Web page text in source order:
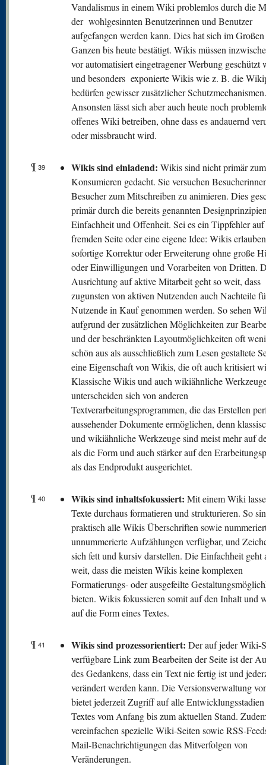
Vandalismus in einem Wiki problemlos durch die
der wohlgesinnten Benutzerinnen und Benutzer
aufgefangen werden kann. Dies hat sich im
Ganzen bis heute bestätigt. Wikis müssen
vor automatisiert eingetragener Werbung geschützt
und besonders exponierte Wikis wie z. B. die
bedürfen gewisser zusätzlicher Schutzmechanismen.
Ansonsten lässt sich aber auch heute noch
offenes Wiki betreiben, ohne dass es andauernd
oder missbraucht wird.
¶ 39 Wikis sind einladend: Wikis sind nicht primär
Konsumieren gedacht. Sie versuchen
Besucher zum Mitschreiben zu animieren. Dies
primär durch die bereits genannten
Einfachheit und Offenheit. Sei es ein Tippfehler auf
fremden Seite oder eine eigene Idee: Wikis
sofortige Korrektur oder Erweiterung ohne große
oder Einwilligungen und Vorarbeiten von Dritten.
Ausrichtung auf aktive Mitarbeit geht so weit, dass
zugunsten von aktiven Nutzenden auch Nachteile
Nutzende in Kauf genommen werden. So sehen
aufgrund der zusätzlichen Möglichkeiten zur
und der beschränkten Layoutmöglichkeiten oft
schön aus als ausschließlich zum Lesen gestaltete
eine Eigenschaft von Wikis, die oft auch kritisiert
Klassische Wikis und auch wikiähnliche
unterscheiden sich von anderen
Textverarbeitungsprogrammen, die das Erstellen
aussehender Dokumente ermöglichen, denn
und wikiähnliche Werkzeuge sind meist mehr auf
als die Form und auch stärker auf den
als das Endprodukt ausgerichtet.
¶ 40 Wikis sind inhaltsfokussiert: Mit einem Wiki
Texte durchaus formatieren und strukturieren. So
praktisch alle Wikis Überschriften sowie
unnummerierte Aufzählungen verfügbar, und
sich fett und kursiv darstellen. Die Einfachheit geht
weit, dass die meisten Wikis keine komplexen
Formatierungs- oder ausgefeilte
bieten. Wikis fokussieren somit auf den Inhalt und
auf die Form eines Textes.
¶ 41 Wikis sind prozessorientiert: Der auf jeder Wiki-
verfügbare Link zum Bearbeiten der Seite ist der
des Gedankens, dass ein Text nie fertig ist und
verändert werden kann. Die Versionsverwaltung
bietet jederzeit Zugriff auf alle Entwicklungsstadien
Textes vom Anfang bis zum aktuellen Stand.
vereinfachen spezielle Wiki-Seiten sowie RSS-
Mail-Benachrichtigungen das Mitverfolgen von
Veränderungen.